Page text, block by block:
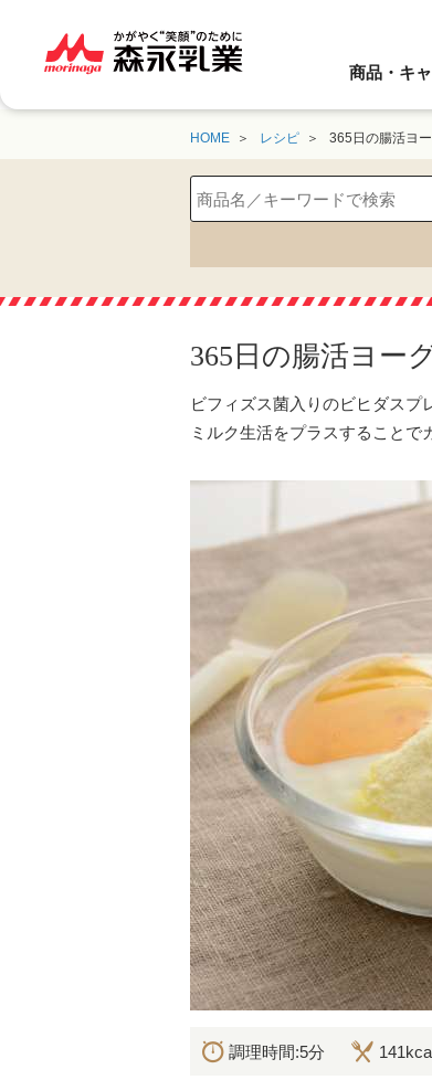
商品・キ
HOME レシピ 365日の腸活ヨ
365日の腸活ヨー
ビフィズス菌入りのビヒダス
ミルク生活をプラスすることで
調理時間:5分